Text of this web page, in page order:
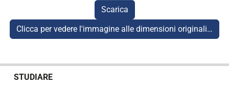
Scarica
Clicca per vedere l'immagine alle dimensioni originali…
STUDIARE